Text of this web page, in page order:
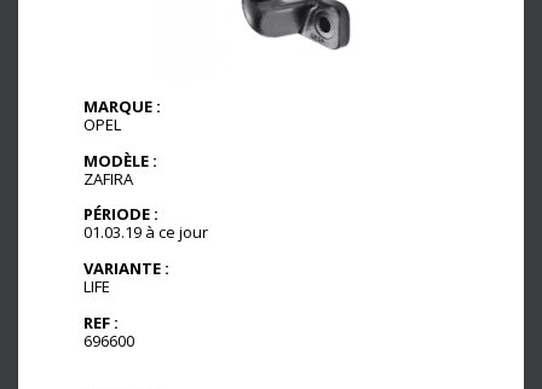
MARQUE :
OPEL
MODÈLE :
ZAFIRA
PÉRIODE :
01.03.19 à ce jour
VARIANTE :
LIFE
REF :
696600